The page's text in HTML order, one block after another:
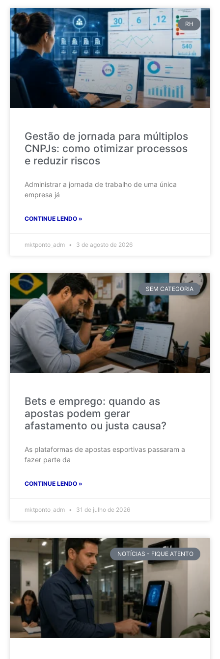
RH
Gestão de jornada para múltiplos
CNPJs: como otimizar processos
e reduzir riscos
Administrar a jornada de trabalho de uma única
empresa já
CONTINUE LENDO »
mktponto_adm 3 de agosto de 2026
SEM CATEGORIA
Bets e emprego: quando as
apostas podem gerar
afastamento ou justa causa?
As plataformas de apostas esportivas passaram a
fazer parte da
CONTINUE LENDO »
mktponto_adm 31 de julho de 2026
NOTÍCIAS - FIQUE ATENTO